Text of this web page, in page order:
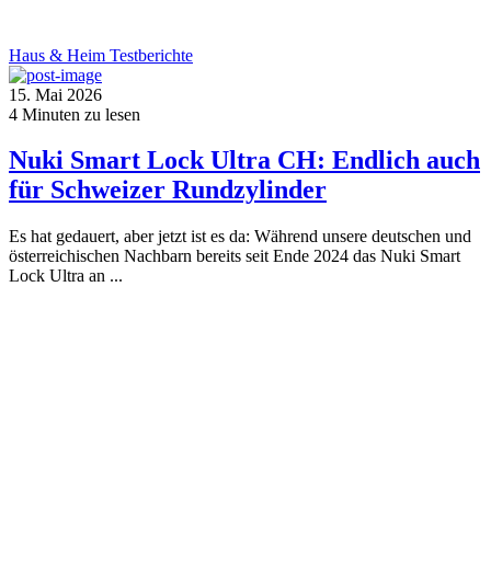
Haus & Heim Testberichte
15. Mai 2026
4 Minuten zu lesen
Nuki Smart Lock Ultra CH: Endlich auch
für Schweizer Rundzylinder
Es hat gedauert, aber jetzt ist es da: Während unsere deutschen und
österreichischen Nachbarn bereits seit Ende 2024 das Nuki Smart
Lock Ultra an ...